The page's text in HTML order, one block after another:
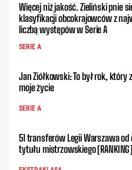
Więcej niż jakość. Zieliński pnie
klasyfikacji obcokrajowców z
liczbą występów w Serie A
SERIE A
Jan Ziółkowski: To był rok, który
moje życie
SERIE A
51 transferów Legii Warszawa
tytułu mistrzowskiego [RANKING]